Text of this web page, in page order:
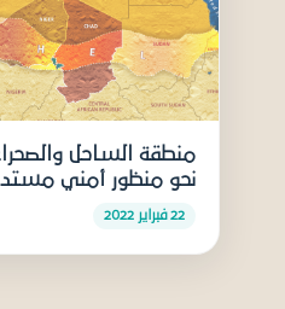
منطقة الساحل
نحو منظور أمني
22 فبراير 2022